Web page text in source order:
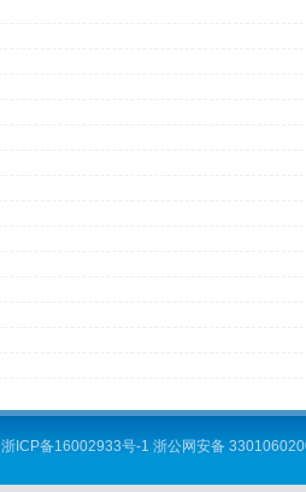
浙ICP备16002933号-1 浙公网安备